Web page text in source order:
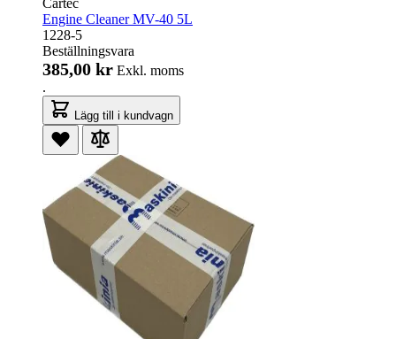
Engine Cleaner MV-40 5L
1228-5
Beställningsvara
385,00 kr Exkl. moms
.
Lägg till i kundvagn